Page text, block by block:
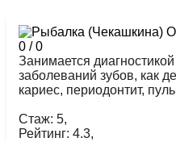
0 /0
Занимается
заболеваний зубов, как
кариес, периодонтит,
Стаж: 5,
Рейтинг: 4.3,